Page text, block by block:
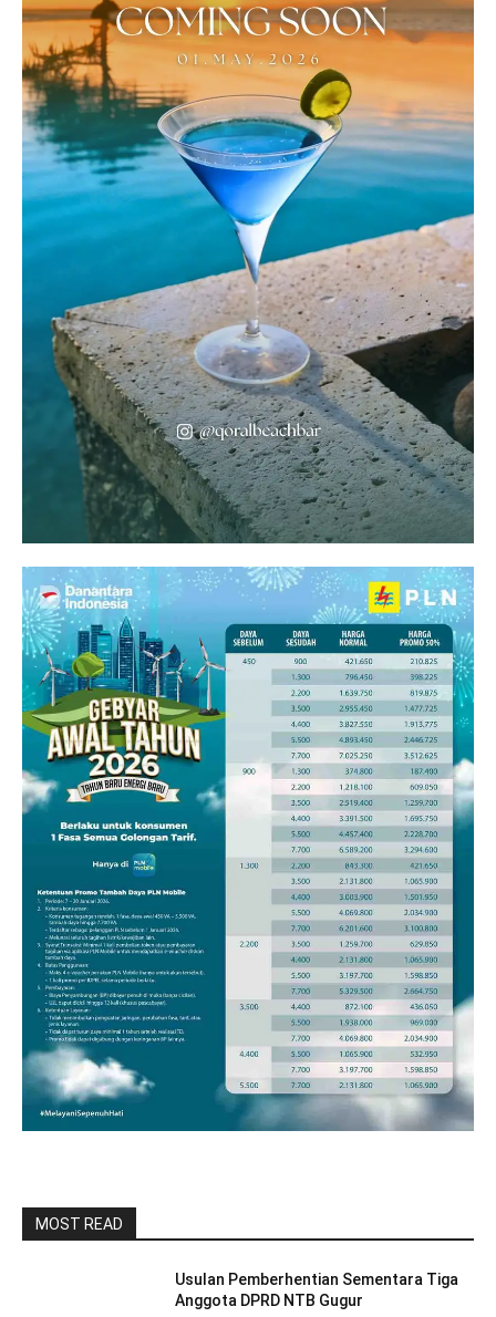
MOST READ
Usulan Pemberhentian Sementara Tiga
Anggota DPRD NTB Gugur